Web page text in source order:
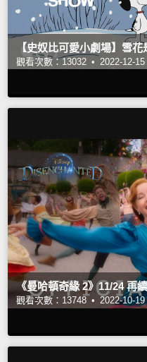
【史奴比可愛小劇場】雪
觀看次數：13032 • 2022-12-15
《曼哈頓奇緣 2》11/24 再
觀看次數：13748 • 2022-10-19